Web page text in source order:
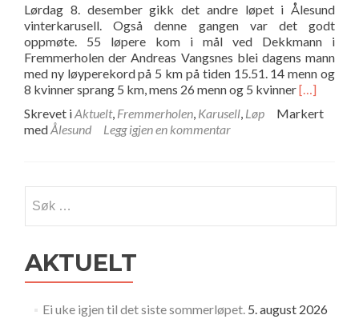
Lørdag 8. desember gikk det andre løpet i Ålesund
vinterkarusell. Også denne gangen var det godt
oppmøte. 55 løpere kom i mål ved Dekkmann i
Fremmerholen der Andreas Vangsnes blei dagens mann
med ny løyperekord på 5 km på tiden 15.51. 14 menn og
8 kvinner sprang 5 km, mens 26 menn og 5 kvinnerLes
gang
[…]
Skrevet iAktuelt, Fremmerholen, Karusell, Løp
Markert
medÅlesund Legg igjen en kommentar
etter:
AKTUELT
Ei uke igjen til det siste sommerløpet. 5. august 2026